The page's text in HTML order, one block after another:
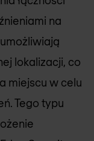
na
lokalizacji, co
miejscu w celu
Tego typu